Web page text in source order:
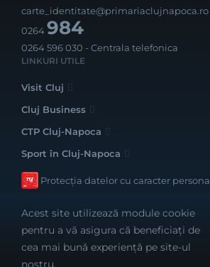
carte_identitate@primariaclujnapoca.ro
0264984
0264 596 030 - Centrala telefonica
LINKURI UTILE
Visit Cluj
Cluj Business
CTP Cluj-Napoca
Sport în Cluj-Napoca
Protecția datelor cu caracter
Realizat cu bune intenții de către
Acest site utilizează module cookie
pentru a vă asigura că beneficiați de
cea mai bună experiență pe site-ul
nostru.